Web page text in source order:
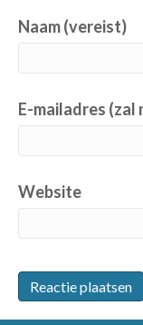
Naam (vereist)
E-mailadres
Website